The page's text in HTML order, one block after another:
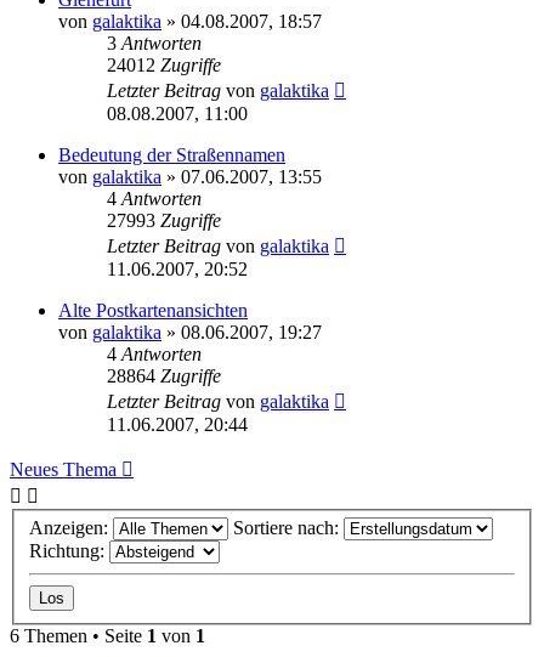
von galaktika » 04.08.2007, 18:57
3 Antworten
24012 Zugriffe
Letzter Beitrag von galaktika
08.08.2007, 11:00
Bedeutung der Straßennamen
von galaktika » 07.06.2007, 13:55
4 Antworten
27993 Zugriffe
Letzter Beitrag von galaktika
11.06.2007, 20:52
Alte Postkartenansichten
von galaktika » 08.06.2007, 19:27
4 Antworten
28864 Zugriffe
Letzter Beitrag von galaktika
11.06.2007, 20:44
Neues Thema
Anzeigen:
Sortiere nach:
Richtung:
6 Themen • Seite 1 von 1